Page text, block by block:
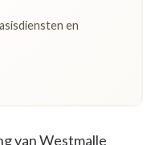
en
van Westmalle